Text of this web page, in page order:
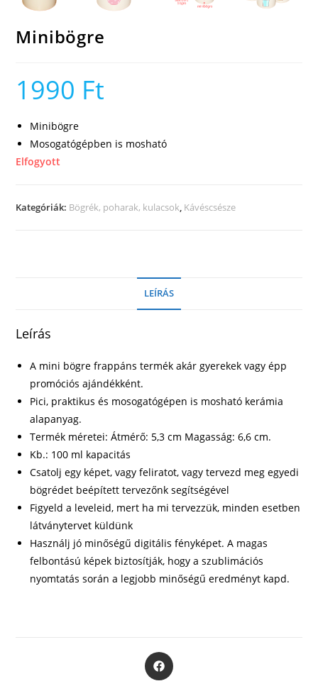
Minibögre
1990 Ft
Minibögre
Mosogatógépben is mosható
Elfogyott
Kategóriák: Bögrék, poharak, kulacsok, Kávéscsésze
LEÍRÁS
Leírás
A mini bögre frappáns termék akár gyerekek vagy épp
promóciós ajándékként.
Pici, praktikus és mosogatógépen is mosható kerámia
alapanyag.
Termék méretei: Átmérő: 5,3 cm Magasság: 6,6 cm.
Kb.: 100 ml kapacitás
Csatolj egy képet, vagy feliratot, vagy tervezd meg egyedi
bögrédet beépített tervezőnk segítségével
Figyeld a leveleid, mert ha mi tervezzük, minden esetben
látványtervet küldünk
Használj jó minőségű digitális fényképet. A magas
felbontású képek biztosítják, hogy a szublimációs
nyomtatás során a legjobb minőségű eredményt kapd.
Opens
in